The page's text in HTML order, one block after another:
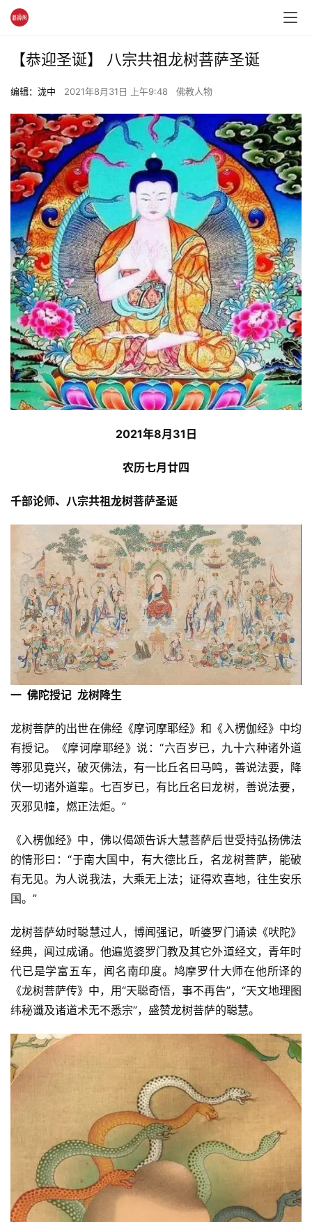
【恭迎圣诞】 八宗共祖龙树菩萨圣诞
编辑：泷中 2021年8月31日 上午9:48 佛教人物
2021年8月31日
农历七月廿四
千部论师、八宗共祖龙树菩萨圣诞
一 佛陀授记 龙树降生
龙树菩萨的出世在佛经《摩诃摩耶经》和《入楞伽经》中均
有授记。《摩诃摩耶经》说：“六百岁已，九十六种诸外道
等邪见竟兴，破灭佛法，有一比丘名曰马鸣，善说法要，降
伏一切诸外道辈。七百岁已，有比丘名曰龙树，善说法要，
灭邪见幢，燃正法炬。”
《入楞伽经》中，佛以偈颂告诉大慧菩萨后世受持弘扬佛法
的情形曰：“于南大国中，有大德比丘，名龙树菩萨，能破
有无见。为人说我法，大乘无上法；证得欢喜地，往生安乐
国。”
龙树菩萨幼时聪慧过人，博闻强记，听婆罗门诵读《吠陀》
经典，闻过成诵。他遍览婆罗门教及其它外道经文，青年时
代已是学富五车，闻名南印度。鸠摩罗什大师在他所译的
《龙树菩萨传》中，用“天聪奇悟，事不再告”，“天文地理图
纬秘谶及诸道术无不悉宗”，盛赞龙树菩萨的聪慧。